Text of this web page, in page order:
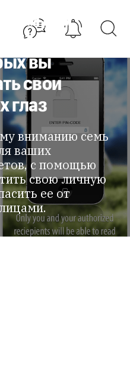
для
с
вы
свои
глаз
вниманию семь
ваших
с помощью
свою личную
ее от